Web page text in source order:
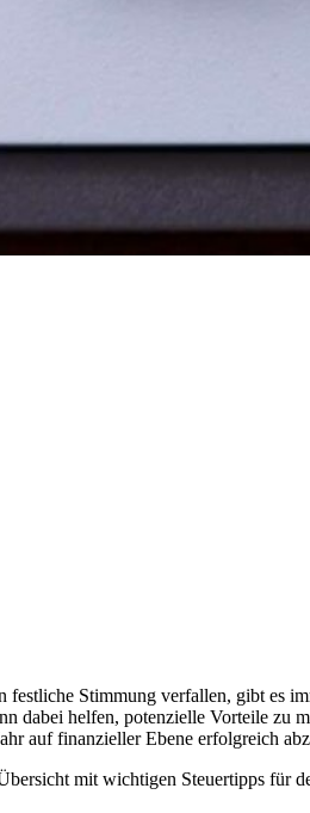
Stimmung verfallen, gibt es
dabei helfen, potenzielle Vorteile
auf finanzieller Ebene erfolgreich
mit wichtigen Steuertipps für